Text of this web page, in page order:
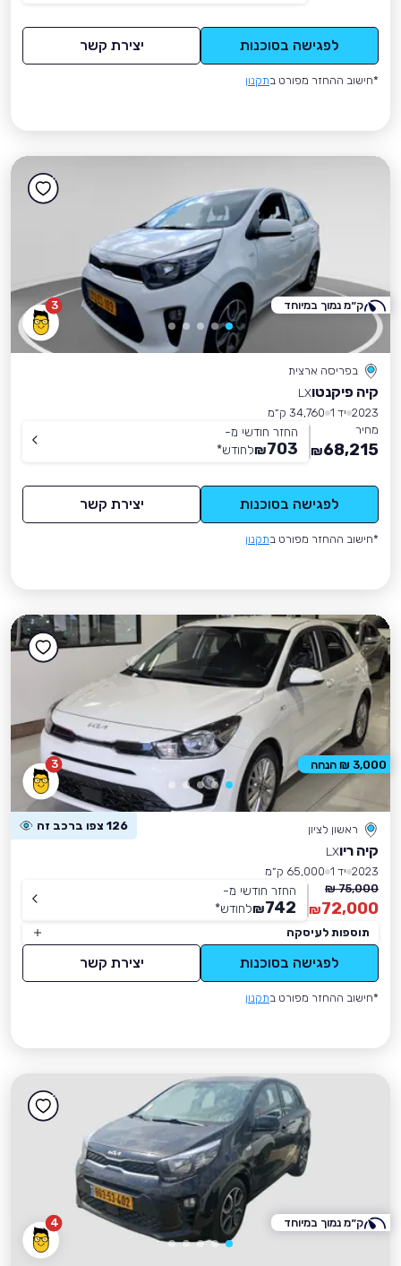
לפגישה בסוכנות יצירת קשר
*חישוב ההחזר מפורט בתקנון
3
בפריסה ארצית
קיה פיקנטוLX
2023 יד 1
34,760 ק״מ
מחיר
68,215
₪
החזר חודשי מ-
703
₪לחודש*
לפגישה בסוכנות יצירת קשר
*חישוב ההחזר מפורט בתקנון
ק״מ נמוך במיוחד
3
ראשון לציון 126 צפו ברכב זה
קיה ריוLX
2023 יד 1
65,000 ק״מ
75,000 ₪
72,000
₪
החזר חודשי מ-
742
₪לחודש*
תוספות לעיסקה
לפגישה בסוכנות יצירת קשר
*חישוב ההחזר מפורט בתקנון
3,000 ₪ הנחה
4 ק״מ נמוך במיוחד